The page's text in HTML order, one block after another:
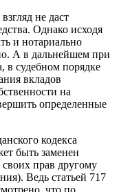
не даст
Однако исходя
и нотариально
А в дальнейшем при
в судебном порядке
вкладов
на
определенные
кодекса
быть заменен
прав другому
Ведь статьей 717
что по